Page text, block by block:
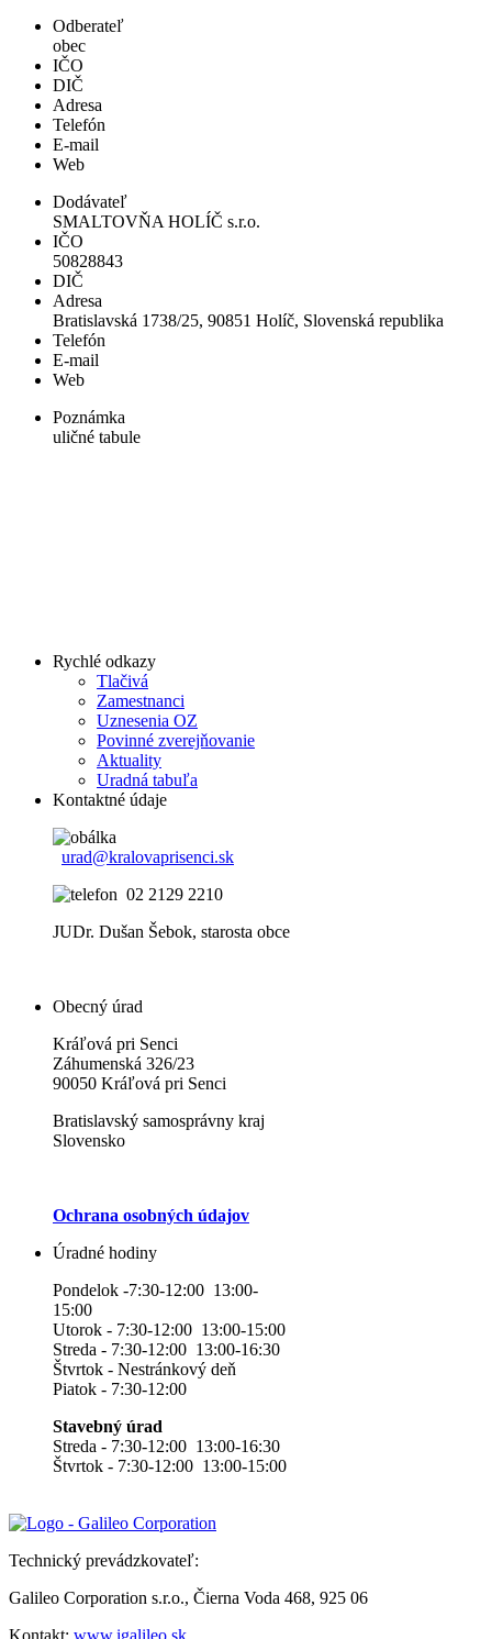
Odberateľ
obec
IČO
DIČ
Adresa
Telefón
E-mail
Web
Dodávateľ
SMALTOVŇA HOLÍČ s.r.o.
IČO
50828843
DIČ
Adresa
Bratislavská 1738/25, 90851 Holíč, Slovenská republika
Telefón
E-mail
Web
Poznámka
uličné tabule
Rychlé odkazy
Tlačivá
Zamestnanci
Uznesenia OZ
Povinné zverejňovanie
Aktuality
Uradná tabuľa
Kontaktné údaje
urad@kralovaprisenci.sk
02 2129 2210
JUDr. Dušan Šebok, starosta obce
Obecný úrad
Kráľová pri Senci
Záhumenská 326/23
90050 Kráľová pri Senci
Bratislavský samosprávny kraj
Slovensko
Ochrana osobných údajov
Úradné hodiny
Pondelok -7:30-12:00 13:00-
15:00
Utorok - 7:30-12:00 13:00-15:00
Streda - 7:30-12:00 13:00-16:30
Štvrtok - Nestránkový deň
Piatok - 7:30-12:00
Stavebný úrad
Streda - 7:30-12:00 13:00-16:30
Štvrtok - 7:30-12:00 13:00-15:00
Technický prevádzkovateľ:
Galileo Corporation s.r.o., Čierna Voda 468, 925 06